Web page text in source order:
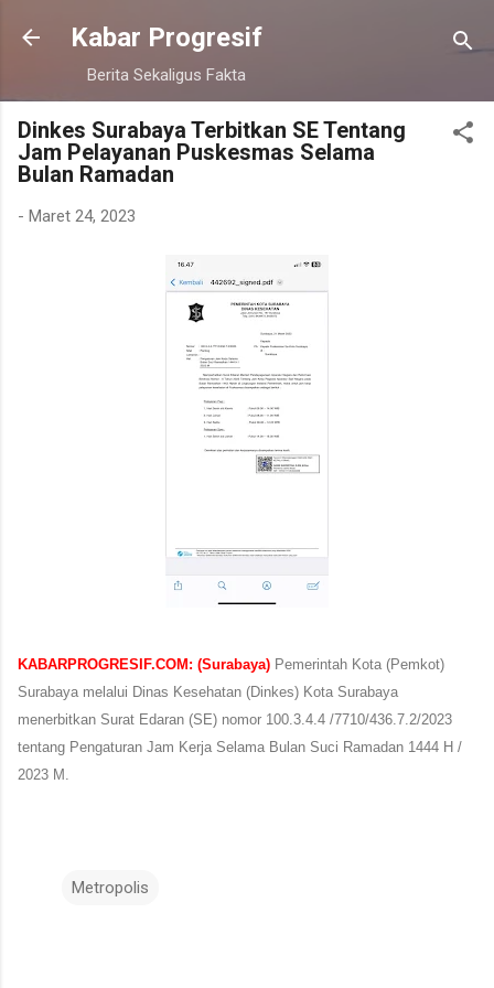
Langsung ke konten utama
Kabar Progresif
Berita Sekaligus Fakta
Dinkes Surabaya Terbitkan SE Tentang
Jam Pelayanan Puskesmas Selama
Bulan Ramadan
- Maret 24, 2023
KABARPROGRESIF.COM: (Surabaya) Pemerintah Kota (Pemkot)
Surabaya melalui Dinas Kesehatan (Dinkes) Kota Surabaya
menerbitkan Surat Edaran (SE) nomor 100.3.4.4 /7710/436.7.2/2023
tentang Pengaturan Jam Kerja Selama Bulan Suci Ramadan 1444 H /
2023 M.
Metropolis